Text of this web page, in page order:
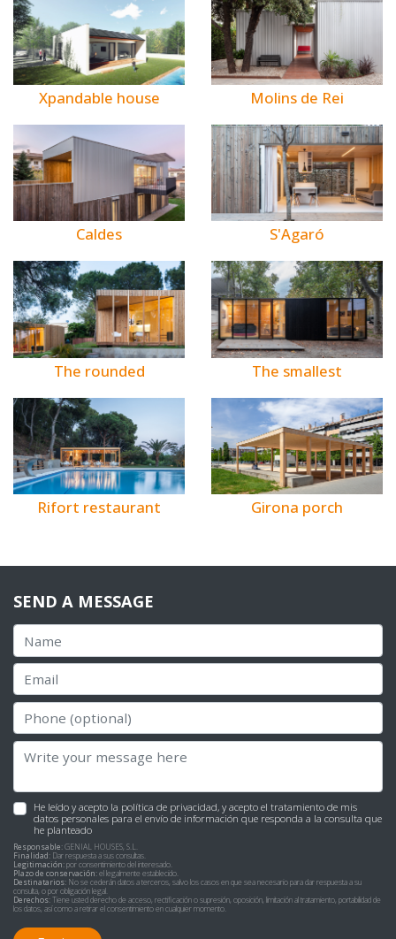
Xpandable house Molins de Rei
Caldes S'Agaró
The rounded The smallest
Rifort restaurant Girona porch
SEND A MESSAGE
He leído y acepto la política de privacidad, y acepto el tratamiento de mis
datos personales para el envío de información que responda a la consulta que
he planteado
Responsable:GENIAL HOUSES, S.L.
Finalidad: Dar respuesta a sus consultas.
Legitimación:por consentimiento del interesado.
Plazo de conservación:el legalmente establecido.
Destinatarios: No se cederán datos a terceros, salvo los casos en que sea necesario para dar respuesta a su
consulta, o por obligación legal.
Derechos:Tiene usted derecho de acceso, rectificación o supresión, oposición, limitación al tratamiento, portabilidad de
los datos, así como a retirar el consentimiento en cualquier momento.